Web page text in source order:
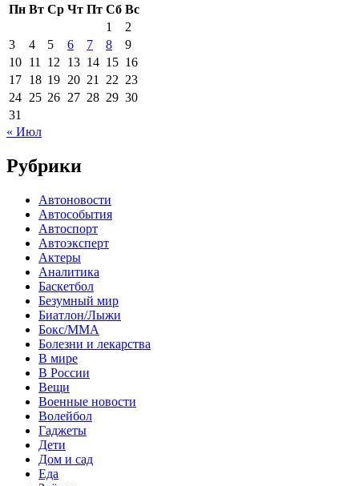
Пн Вт Ср Чт Пт Сб Вс
1
2
3
4 5 6 7 8
9
10 11 12 13 14 15 16
17 18 19 20 21 22 23
24 25 26 27 28 29 30
31
« Июл
Рубрики
Автоновости
Автособытия
Автоспорт
Автоэксперт
Актеры
Аналитика
Баскетбол
Безумный мир
Биатлон/Лыжи
Бокс/MMA
Болезни и лекарства
В мире
В России
Вещи
Военные новости
Волейбол
Гаджеты
Дети
Дом и сад
Еда